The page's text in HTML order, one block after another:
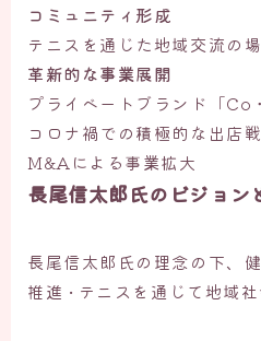
コミュニティ形成
テニスを通じた地域交流の
革新的な事業展開
プライベートブランド「Co
コロナ禍での積極的な出店
M&Aによる事業拡大
長尾信太郎氏のビジョン
長尾信太郎氏の理念の下、
推進 • テニスを通じて地域